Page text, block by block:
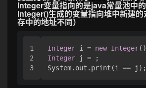
Integer变量指向的是java常量池中
Integer()生成的变量指向堆中新建
存中的地址不同）
1
2
Integer i = new Integer
Integer j = ;
System.out.print(i == j);